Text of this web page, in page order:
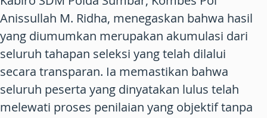
Anissullah M. Ridha, menegaskan bahwa hasil
yang diumumkan merupakan akumulasi dari
seluruh tahapan seleksi yang telah dilalui
secara transparan. Ia memastikan bahwa
seluruh peserta yang dinyatakan lulus telah
melewati proses penilaian yang objektif tanpa